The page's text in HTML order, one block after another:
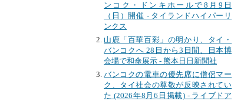
ンコク・ドンキホールで8月9日
（日）開催 - タイランドハイパーリ
ンクス
山鹿「百華百彩」の明かり、タイ・
バンコクへ 28日から3日間、日本博
会場で和傘展示 - 熊本日日新聞社
バンコクの電車の優先席に僧侶マー
ク、タイ社会の尊敬が反映されてい
た (2026年8月6日掲載) - ライブドア